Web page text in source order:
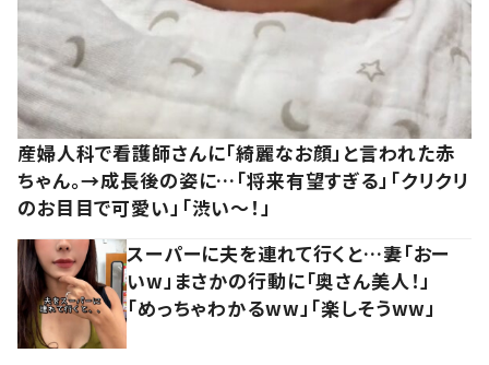
産婦人科で看護師さんに「綺麗なお顔」と言われた赤
ちゃん。→成長後の姿に…「将来有望すぎる」「クリクリ
のお目目で可愛い」「渋い～！」
スーパーに夫を連れて行くと…妻「おー
いw」まさかの行動に「奥さん美人！」
「めっちゃわかるww」「楽しそうww」